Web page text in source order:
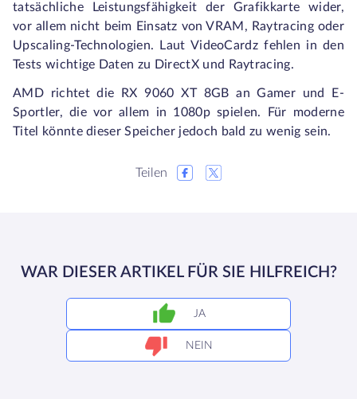
tatsächliche Leistungsfähigkeit der Grafikkarte wider,
vor allem nicht beim Einsatz von VRAM, Raytracing oder
Upscaling-Technologien. Laut VideoCardz fehlen in den
Tests wichtige Daten zu DirectX und Raytracing.
AMD richtet die RX 9060 XT 8GB an Gamer und E-
Sportler, die vor allem in 1080p spielen. Für moderne
Titel könnte dieser Speicher jedoch bald zu wenig sein.
Teilen
WAR DIESER ARTIKEL FÜR SIE HILFREICH?
JA
NEIN